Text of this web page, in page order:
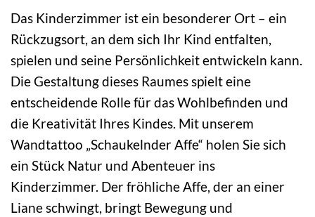
Das Kinderzimmer ist ein besonderer Ort – ein
Rückzugsort, an dem sich Ihr Kind entfalten,
spielen und seine Persönlichkeit entwickeln kann.
Die Gestaltung dieses Raumes spielt eine
entscheidende Rolle für das Wohlbefinden und
die Kreativität Ihres Kindes. Mit unserem
Wandtattoo „Schaukelnder Affe“ holen Sie sich
ein Stück Natur und Abenteuer ins
Kinderzimmer. Der fröhliche Affe, der an einer
Liane schwingt, bringt Bewegung und